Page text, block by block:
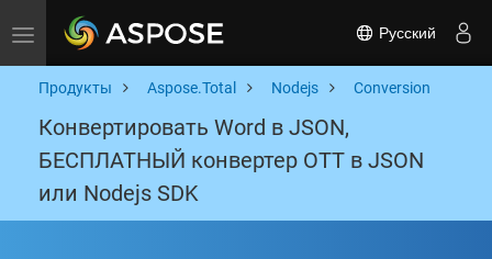
Toggle navigation Русский
Продукты Aspose.Total Nodejs Conversion
Конвертировать Word в JSON,
БЕСПЛАТНЫЙ конвертер OTT в JSON
или Nodejs SDK